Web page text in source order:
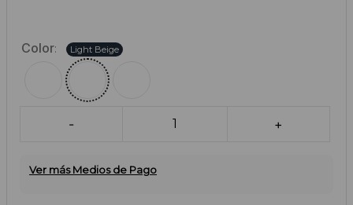
Color: Light Beige
- 1 +
Ver más Medios de Pago